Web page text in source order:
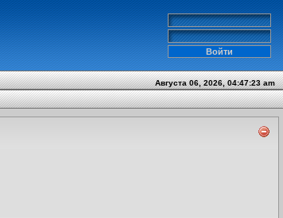
Августа 06, 2026, 04:47:23 am